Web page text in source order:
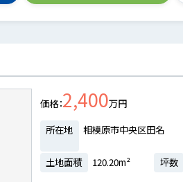
価格 2,400万円
所在地
相模原市中央区田名
土地面積
120.20m² 坪数